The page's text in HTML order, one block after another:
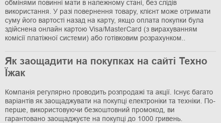
обмінями повинні мати в належному стані, без слідів
використання. У разі повернення товару, клієнт може отримати
суму його вартості назад на карту, якщо оплата покупки була
здійснена онлайн картою Visa/MasterCard (з вирахуванням
комісії платіжної системи) або готівковим розрахунком..
Як заощадити на покупках на сайті Техно
Їжак
Компанія регулярно проводить розпродажі та акції. Існує багато
варіантів як заощаджувати на покупці електроніки та техніки. По-
перше, використовуючи безкоштовний промокод, ви
гарантовано заощаджуєте на покупці до 1000 гривень.